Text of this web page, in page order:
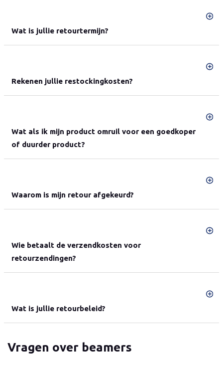
Wat is jullie retourtermijn?
Rekenen jullie restockingkosten?
Wat als ik mijn product omruil voor een goedkoper
of duurder product?
Waarom is mijn retour afgekeurd?
Wie betaalt de verzendkosten voor
retourzendingen?
Wat is jullie retourbeleid?
Vragen over beamers